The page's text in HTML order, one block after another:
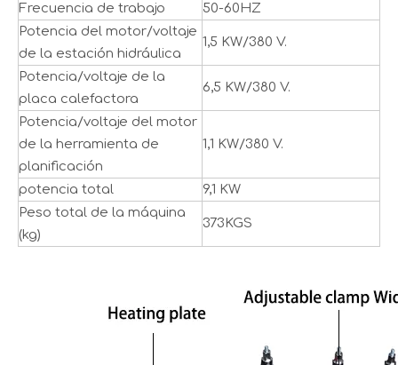
Frecuencia de trabajo
50-60HZ
Potencia del motor/voltaje
de la estación hidráulica
1,5 KW/380 V.
Potencia/voltaje de la
placa calefactora
6,5 KW/380 V.
Potencia/voltaje del motor
de la herramienta de
planificación
1,1 KW/380 V.
potencia total
9,1 KW
Peso total de la máquina
(kg)
373KGS